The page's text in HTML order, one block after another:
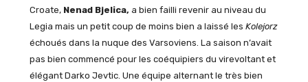
Croate, Nenad Bjelica, a bien failli revenir au niveau du
Legia mais un petit coup de moins bien a laissé les Kolejorz
échoués dans la nuque des Varsoviens. La saison n’avait
pas bien commencé pour les coéquipiers du virevoltant et
élégant Darko Jevtic. Une équipe alternant le très bien